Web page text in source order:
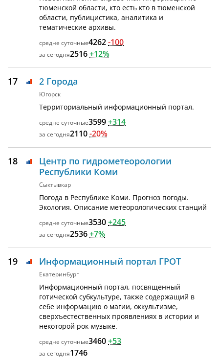
тюменской области, кто есть кто в тюменской
области, публицистика, аналитика и
тематические архивы.
4262-100
2516+12%
17 2 Города
Югорск
Территориальный информационный портал.
3599+314
2110-20%
18
Центр по гидрометеорологии
Республики Коми
Сыктывкар
Погода в Республике Коми. Прогноз погоды.
Экология. Описание метеорологических станций
3530+245
2536+7%
19 Информационный портал ГРОТ
Екатеринбург
Информационный портал, посвященный
готической субкультуре, также содержащий в
себе информацию о магии, оккультизме,
сверхъестественных проявлениях в истории и
некоторой рок-музыке.
3460+53
1746